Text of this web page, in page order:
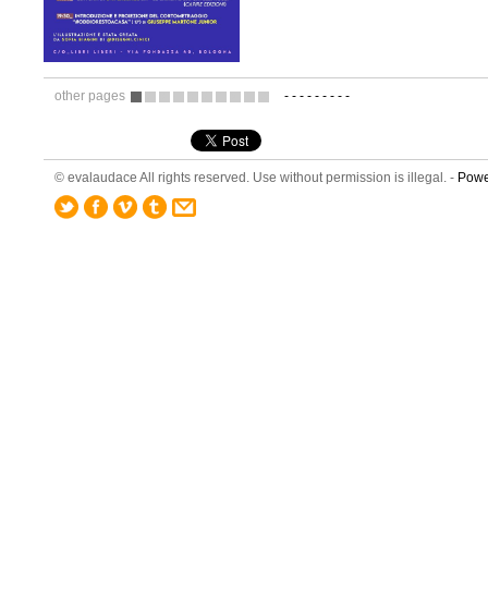
other pages - - - - - - - - -
© evalaudace All rights reserved. Use without permission is illegal. -